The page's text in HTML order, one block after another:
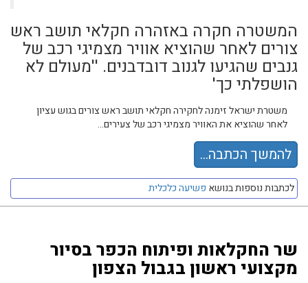
המשטרה חקרה באזהרה חקלאי תושב ראש
צורים לאחר שהוציא אוויר מצמיגי רכב של
גנבים שהגיעו לגנוב דובדבנים. ''מעולם לא
הושפלתי כך'
משטרת ישראל זימנה לחקירה חקלאי תושב ראש צורים בגוש עציון
לאחר שהוציא את האוויר מצמיגי רכב של צעירים...
להמשך הכתבה...
לכתבות נוספות בנושא פשיעה כלכלית
שר החקלאות ופיתוח הכפר בסיור
מקצועי ראשון בגבול הצפון